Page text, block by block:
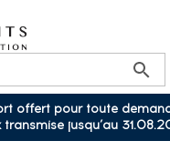
offert pour toute
jusqu’au